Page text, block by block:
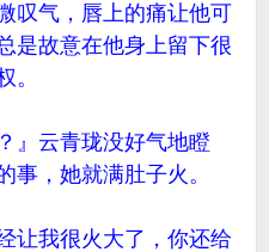
气，唇上的痛让他可
是故意在他身上留下很
。
云青珑没好气地瞪
事，她就满肚子火。
我很火大了，你还给